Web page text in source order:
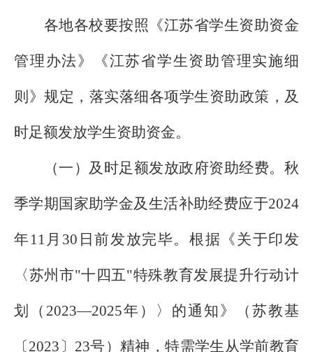
各地各校要按照《江苏省学生资助资金
管理办法》《江苏省学生资助管理实施细
则》规定，落实落细各项学生资助政策，及
时足额发放学生资助资金。
（一）及时足额发放政府资助经费。秋
季学期国家助学金及生活补助经费应于2024
年 11 月 30 日前发放完毕。根据《关于印发
〈苏州市"十四五"特殊教育发展提升行动计
划（ 2023—2025年）〉的通知》（苏教基
〔2023 〕 23号）精神，特需学生从学前教育